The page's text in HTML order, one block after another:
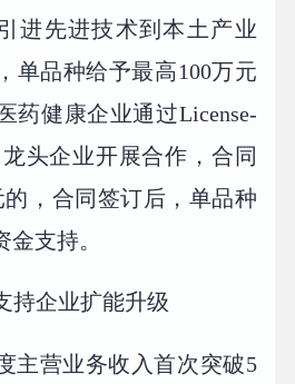
进先进技术到本土产业
单品种给予最高100万元
药健康企业通过License-
头企业开展合作，合同
，合同签订后，单品种
支持。
企业扩能升级
主营业务收入首次突破5